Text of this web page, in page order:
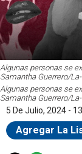
Algunas personas se
Samantha Guerrero/
Algunas personas se
Samantha Guerrero/
5 De Julio, 2024 -
Agregar La